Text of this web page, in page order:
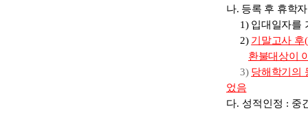
나. 등록 후 휴학
1) 입대일자를
2) 기말고사 후(
환불대상이
3) 당해학기의
었음
다. 성적인정 : 중